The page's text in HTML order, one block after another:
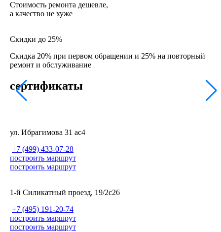
Стоимость ремонта дешевле,
а качество не хуже
Скидки до 25%
Скидка 20% при первом обращении и 25% на повторный
ремонт и обслуживание
сертификаты
ул. Ибрагимова 31 ас4
+7 (499) 433-07-28
построить маршрут
построить маршрут
1-й Силикатный проезд, 19/2с26
+7 (495) 191-20-74
построить маршрут
построить маршрут